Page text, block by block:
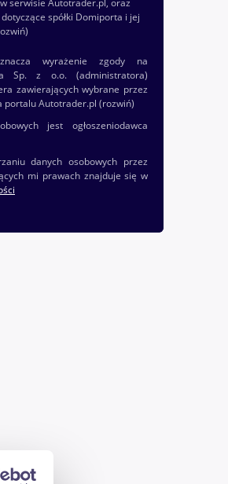
serwisie Autotrader.pl, oraz
spółki Domiporta i jej
wyrażenie zgody na
Sp. z o.o. (administratora)
zawierających wybrane przez
portalu Autotrader.pl (rozwiń)
jest ogłoszeniodawca
danych osobowych przez
mi prawach znajduje się w